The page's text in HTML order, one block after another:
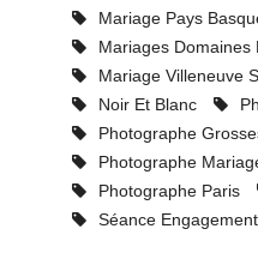
Mariage Pays
Mariages Domaines
Mariage Villeneuve
Noir Et Blanc
Photographe
Photographe
Photographe Paris
Séance Engagement